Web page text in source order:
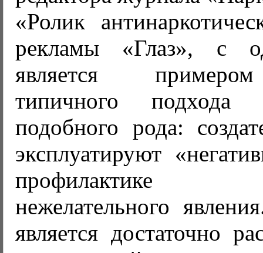
«Ролик
рекламы «Глаз», с
является
типичного подхода
подобного рода:
эксплуатируют
профилактике
нежелательного
является достаточно